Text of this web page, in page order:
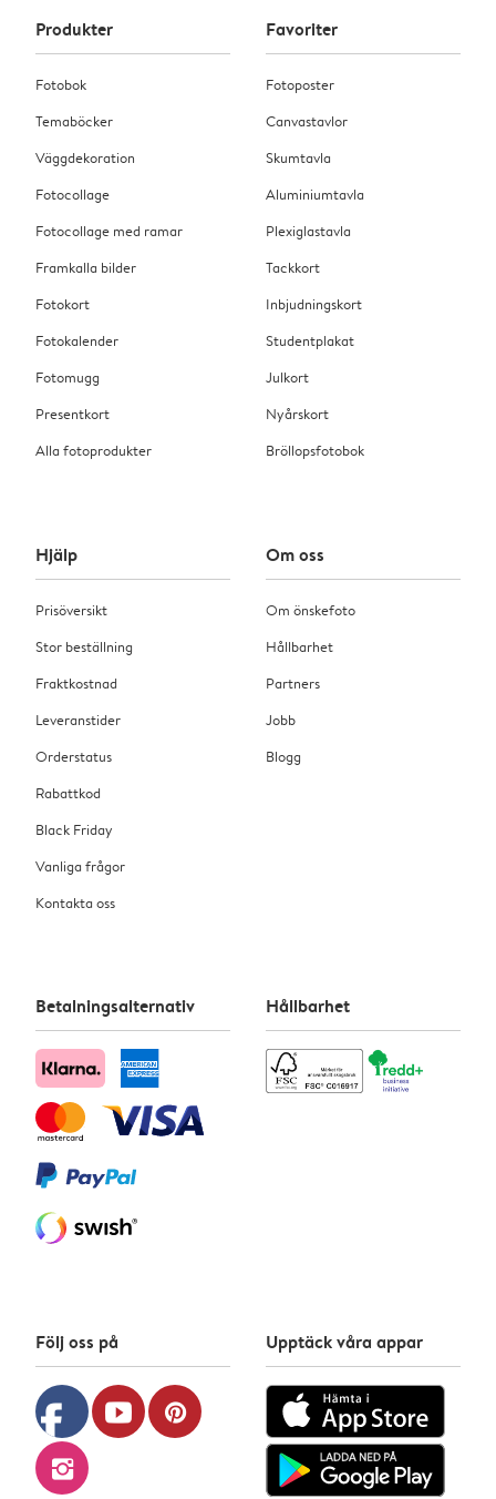
Produkter
Fotobok
Temaböcker
Väggdekoration
Fotocollage
Fotocollage med ramar
Framkalla bilder
Fotokort
Fotokalender
Fotomugg
Presentkort
Alla fotoprodukter
Favoriter
Fotoposter
Canvastavlor
Skumtavla
Aluminiumtavla
Plexiglastavla
Tackkort
Inbjudningskort
Studentplakat
Julkort
Nyårskort
Bröllopsfotobok
Hjälp
Prisöversikt
Stor beställning
Fraktkostnad
Leveranstider
Orderstatus
Rabattkod
Black Friday
Vanliga frågor
Kontakta oss
Om oss
Om önskefoto
Hållbarhet
Partners
Jobb
Blogg
Betalningsalternativ Hållbarhet
Följ oss på
facebook youtube pinterest
instagram
Upptäck våra appar